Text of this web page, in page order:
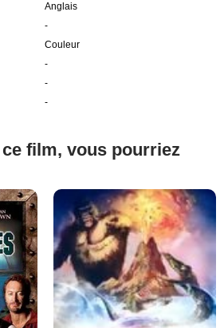
Anglais
-
Couleur
-
-
-
film, vous pourriez